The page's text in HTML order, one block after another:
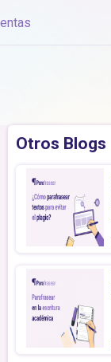
Otros Blogs